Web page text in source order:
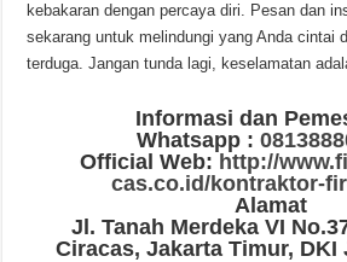
kebakaran dengan percaya diri. Pesan dan
sekarang untuk melindungi yang Anda cintai
terduga. Jangan tunda lagi, keselamatan
Informasi dan
Whatsapp :
Official Web: http://
cas.co.id/kontraktor-
Alamat
Jl. Tanah Merdeka VI
Ciracas, Jakarta Timur, DKI